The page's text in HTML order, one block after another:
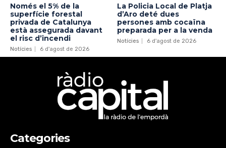
Només el 5% de la
superfície forestal
privada de Catalunya
està assegurada davant
el risc d’incendi
Notícies 6 d'agost de 2026
La Policia Local de Platja
d’Aro deté dues
persones amb cocaïna
preparada per a la venda
Notícies 6 d'agost de 2026
Categories